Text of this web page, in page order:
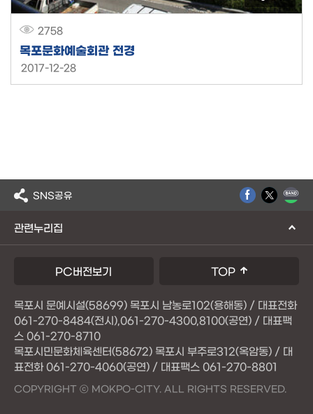
2758
목포문화예술회관 전경
2017-12-28
SNS공유
관련누리집
PC버전보기 TOP
목포시 문예시설(58699) 목포시 남농로102(용해동) / 대표전화
061-270-8484(전시),061-270-4300,8100(공연) / 대표팩
스 061-270-8710
목포시민문화체육센터(58672) 목포시 부주로312(옥암동) / 대
표전화 061-270-4060(공연) / 대표팩스 061-270-8801
COPYRIGHT ⓒ MOKPO-CITY. ALL RIGHTS RESERVED.